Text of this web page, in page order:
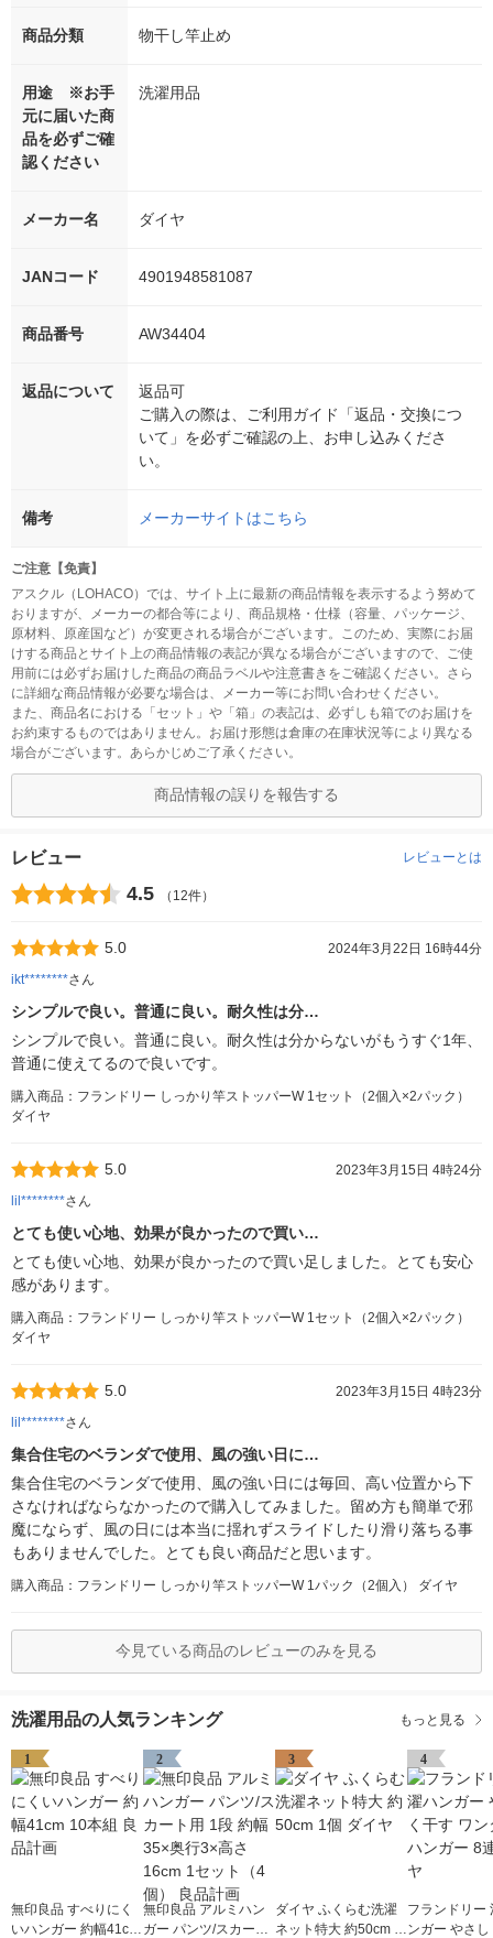
商品分類 物干し竿止め
用途 ※お手
元に届いた商
品を必ずご確
認ください
洗濯用品
メーカー名 ダイヤ
JANコード 4901948581087
商品番号 AW34404
返品について
返品可
ご購入の際は、ご利用ガイド「返品・交換につ
いて」を必ずご確認の上、お申し込みくださ
い。
備考 メーカーサイトはこちら
ご注意【免責】
アスクル（LOHACO）では、サイト上に最新の商品情報を表示するよう努めて
おりますが、メーカーの都合等により、商品規格・仕様（容量、パッケージ、
原材料、原産国など）が変更される場合がございます。このため、実際にお届
けする商品とサイト上の商品情報の表記が異なる場合がございますので、ご使
用前には必ずお届けした商品の商品ラベルや注意書きをご確認ください。さら
に詳細な商品情報が必要な場合は、メーカー等にお問い合わせください。
また、商品名における「セット」や「箱」の表記は、必ずしも箱でのお届けを
お約束するものではありません。お届け形態は倉庫の在庫状況等により異なる
場合がございます。あらかじめご了承ください。
商品情報の誤りを報告する
レビュー レビューとは
4.5 （12件）
5.0
2024年3月22日 16時44分
ikt********さん
シンプルで良い。普通に良い。耐久性は分…
シンプルで良い。普通に良い。耐久性は分からないがもうすぐ1年、
普通に使えてるので良いです。
購入商品：フランドリー しっかり竿ストッパーW 1セット（2個入×2パック）
ダイヤ
5.0
2023年3月15日 4時24分
lil********さん
とても使い心地、効果が良かったので買い…
とても使い心地、効果が良かったので買い足しました。とても安心
感があります。
購入商品：フランドリー しっかり竿ストッパーW 1セット（2個入×2パック）
ダイヤ
5.0
2023年3月15日 4時23分
lil********さん
集合住宅のベランダで使用、風の強い日に…
集合住宅のベランダで使用、風の強い日には毎回、高い位置から下
さなければならなかったので購入してみました。留め方も簡単で邪
魔にならず、風の日には本当に揺れずスライドしたり滑り落ちる事
もありませんでした。とても良い商品だと思います。
購入商品：フランドリー しっかり竿ストッパーW 1パック（2個入） ダイヤ
今見ている商品のレビューのみを見る
洗濯用品の人気ランキング もっと見る
1
無印良品 すべりにく
いハンガー 約幅41cm
2
無印良品 アルミハン
ガー パンツ/スカート
3
ダイヤ ふくらむ洗濯
ネット特大 約50cm 1
4
フランドリー
ンガー やさ